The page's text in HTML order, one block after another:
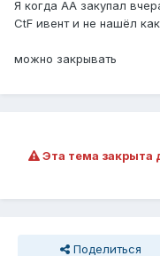
Я когда АА закупал
СtF ивент и не нашёл
можно закрывать
Эта тема закрыта
Поделиться